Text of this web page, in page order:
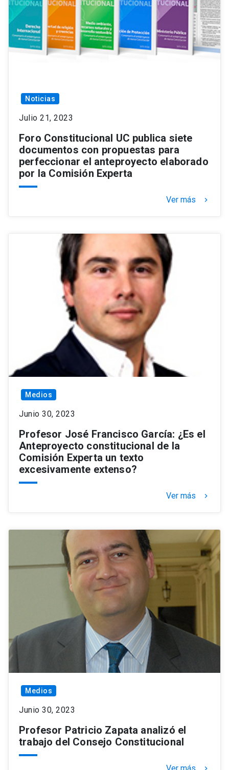
Noticias
Julio 21, 2023
Foro Constitucional UC publica siete
documentos con propuestas para
perfeccionar el anteproyecto elaborado
por la Comisión Experta
Ver más keyboard_arrow_right
Medios
Junio 30, 2023
Profesor José Francisco García: ¿Es el
Anteproyecto constitucional de la
Comisión Experta un texto
excesivamente extenso?
Ver más keyboard_arrow_right
Medios
Junio 30, 2023
Profesor Patricio Zapata analizó el
trabajo del Consejo Constitucional